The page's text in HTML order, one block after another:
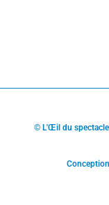
© L'Œil du